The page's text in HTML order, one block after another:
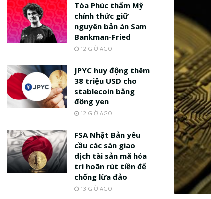
Tòa Phúc thẩm Mỹ
chính thức giữ
nguyên bản án Sam
Bankman-Fried
12 GIỜ AGO
JPYC huy động thêm
38 triệu USD cho
stablecoin bằng
đồng yen
12 GIỜ AGO
FSA Nhật Bản yêu
cầu các sàn giao
dịch tài sản mã hóa
trì hoãn rút tiền để
chống lừa đảo
13 GIỜ AGO